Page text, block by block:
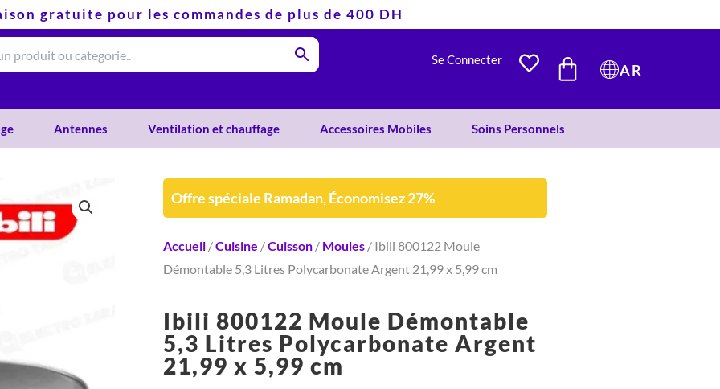
gratuite pour les commandes de plus de 400 DH
Se Connecter PANIER
AR
Antennes Ventilation et chauffage Accessoires Mobiles Soins Personnels
Offre spéciale Ramadan, Économisez 27%
Accueil/Cuisine /Cuisson/ Moules/ Ibili 800122 Moule
Démontable 5,3 Litres Polycarbonate Argent 21,99 x 5,99 cm
Ibili 800122 Moule Démontable
5,3 Litres Polycarbonate Argent
21,99 x 5,99 cm